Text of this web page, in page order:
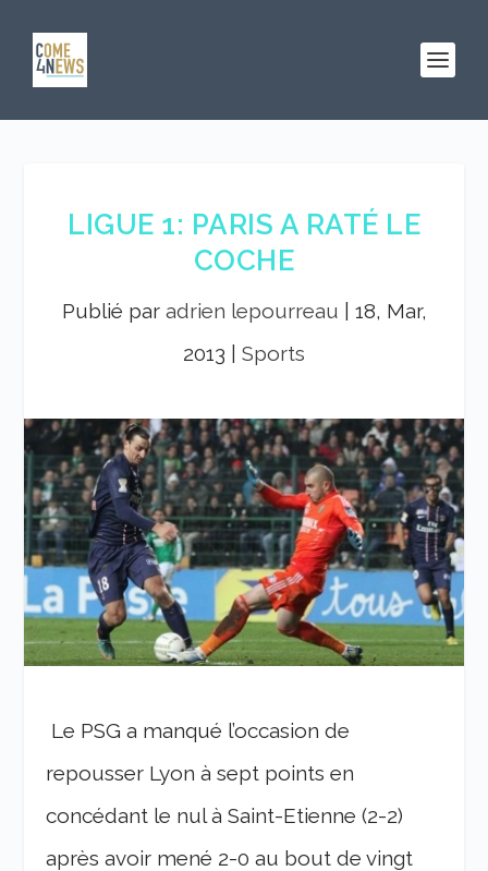
LIGUE 1: PARIS A RATÉ LE
COCHE
Publié par adrien lepourreau
18, Mar,
2013
Sports
Le PSG a manqué l’occasion de
repousser Lyon à sept points en
concédant le nul à Saint-Etienne (2-2)
après avoir mené 2-0 au bout de vingt